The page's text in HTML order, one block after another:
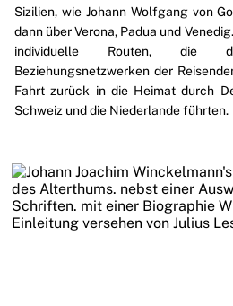
Sizilien, wie Johann Wolfgang von
dann überVerona, Padua und Venedig
individuelle Routen, die
Beziehungsnetzwerken der
Fahrt zurück in die Heimat durch
Schweiz und die Niederlande führten.